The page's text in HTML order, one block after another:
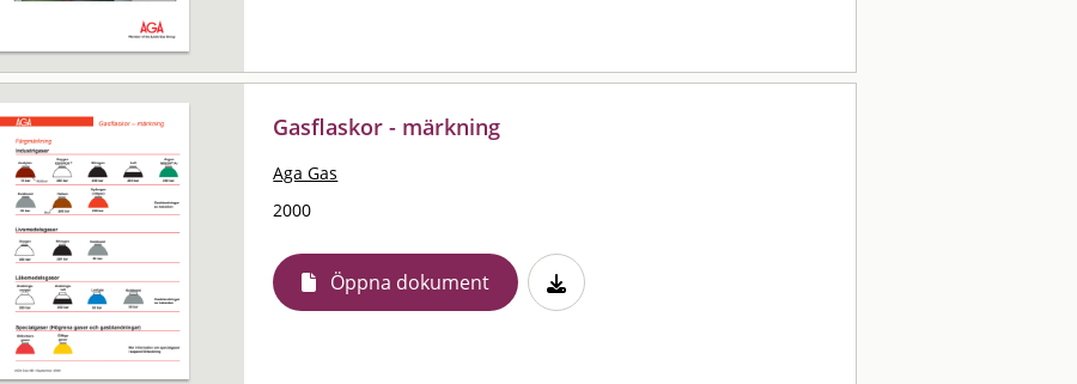
Gasflaskor - märkning
Aga Gas
2000
Öppna dokument